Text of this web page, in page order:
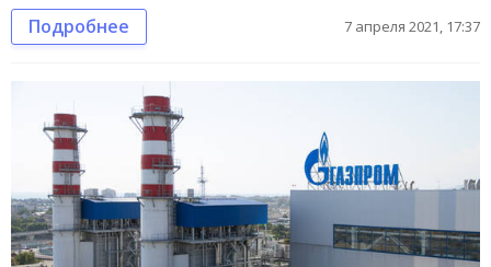
Подробнее 7 апреля 2021, 17:37